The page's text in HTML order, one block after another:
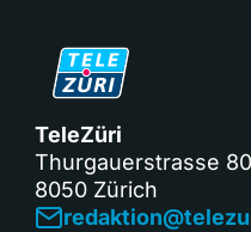
TeleZüri
Thurgauerstrasse 80
8050 Zürich